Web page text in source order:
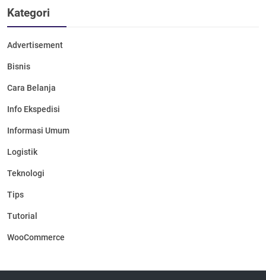
Kategori
Advertisement
Bisnis
Cara Belanja
Info Ekspedisi
Informasi Umum
Logistik
Teknologi
Tips
Tutorial
WooCommerce